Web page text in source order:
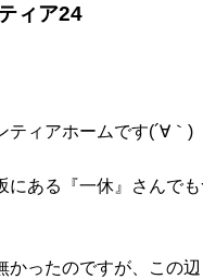
ィア24
ティアホームです(´∀｀)
にある『一休』さんで
かったのですが、この